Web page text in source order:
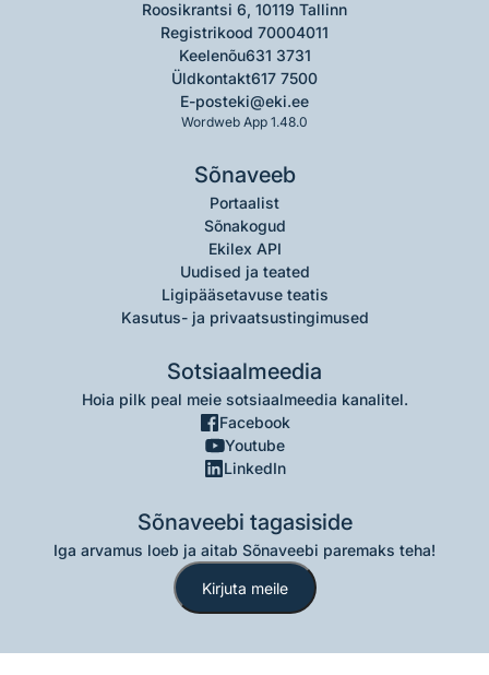
Roosikrantsi 6, 10119 Tallinn
Registrikood 70004011
Keelenõu631 3731
Üldkontakt617 7500
E-posteki@eki.ee
Wordweb App 1.48.0
Sõnaveeb
Portaalist
Sõnakogud
Ekilex API
Uudised ja teated
Ligipääsetavuse teatis
Kasutus- ja privaatsustingimused
Sotsiaalmeedia
Hoia pilk peal meie sotsiaalmeedia kanalitel.
Facebook
Youtube
LinkedIn
Sõnaveebi tagasiside
Iga arvamus loeb ja aitab Sõnaveebi paremaks teha!
Kirjuta meile